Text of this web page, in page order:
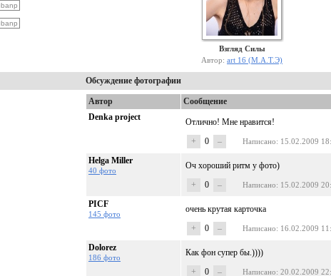
Взгляд Силы
Автор: art 16 (М.А.Т.Э)
Обсуждение фотографии
Автор
Сообщение
Denka project
Отлично! Мне нравится!
+
0 – Написано: 15.02.2009
Helga Miller
40 фото
Оч хороший ритм у фото)
+
0 – Написано: 15.02.2009
PICF
145 фото
очень крутая карточка
+
0 – Написано: 16.02.2009
Dolorez
186 фото
Как фон супер бы.))))
+
0 – Написано: 20.02.2009